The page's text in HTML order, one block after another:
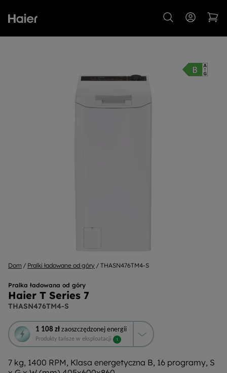
Dom Pralki ładowane od góry THASN476TM4-S
Pralka ładowana od góry
Haier T Series 7
THASN476TM4-S
1 108 zł zaoszczędzonej energii
Produkty tańsze w eksploatacji 1
To
działanie
otworzy
narzędzie
do
7 kg, 1400 RPM, Klasa energetyczna B, 16 programy, S